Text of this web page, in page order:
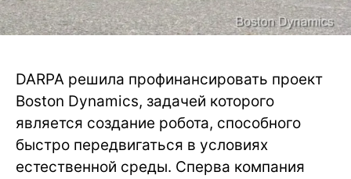
DARPA решила профинансировать проект
Boston Dynamics, задачей которого
является создание робота, способного
быстро передвигаться в условиях
естественной среды. Сперва компания